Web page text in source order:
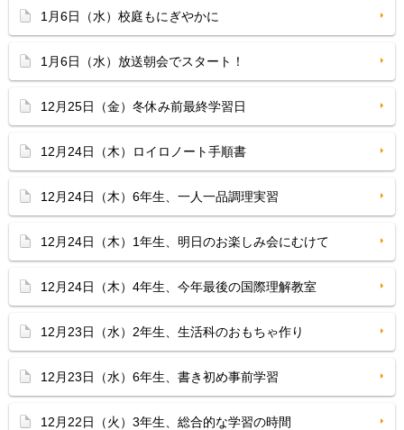
1月6日（水）校庭もにぎやかに
1月6日（水）放送朝会でスタート！
12月25日（金）冬休み前最終学習日
12月24日（木）ロイロノート手順書
12月24日（木）6年生、一人一品調理実習
12月24日（木）1年生、明日のお楽しみ会にむけて
12月24日（木）4年生、今年最後の国際理解教室
12月23日（水）2年生、生活科のおもちゃ作り
12月23日（水）6年生、書き初め事前学習
12月22日（火）3年生、総合的な学習の時間